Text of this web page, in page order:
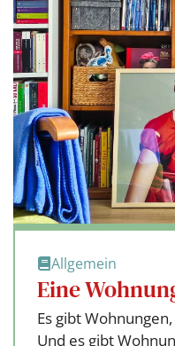
Allgemein
Eine
Es gibt
Und es gibt